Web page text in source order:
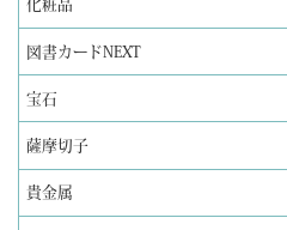
化粧品
図書カードNEXT
宝石
薩摩切子
貴金属